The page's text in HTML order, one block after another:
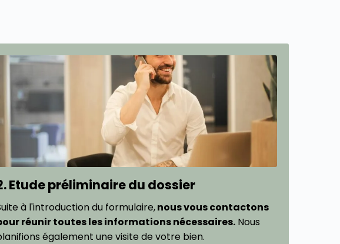
Etude préliminaire du dossier
à l'introduction du formulaire,nous vous contactons
réunir toutes les informations nécessaires.Nous
également une visite de votre bien.